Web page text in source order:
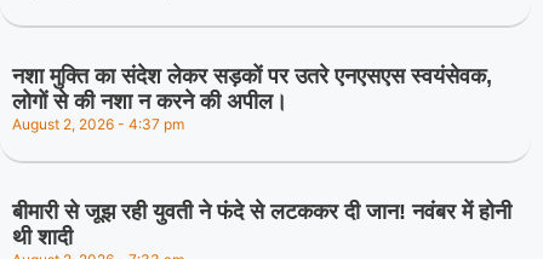
नशा मुक्ति का संदेश लेकर सड़कों पर उतरे एनएसएस स्वयंसेवक,
लोगों से की नशा न करने की अपील।
August 2, 2026 4:37 pm
बीमारी से जूझ रही युवती ने फंदे से लटककर दी जान! नवंबर में होनी
थी शादी